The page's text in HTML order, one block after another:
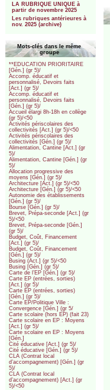
LA RUBRIQUE UNIQUE à
partir de novembre 2025
Les rubriques antérieures à
nov. 2025 (archive)
Mots-clés dans le même
groupe
**EDUCATION PRIORITAIRE
[Gén.] (gr 5)/
Accomp. éducatif et
personnalisé, Devoirs faits
[Act.] (gr 5)/
Accomp. éducatif et
personnalisé, Devoirs faits
[Gén.] (gr 5)/
Accueil élargi 8h-18h en collège
(gr 5)/<50
Activités périscolaires des
collectivités [Act.] (gr 5)/<50
Activités périscolaires des
collectivités [Gén.] (gr 5)/
Alimentation, Cantine [Act.] (gr
5)/
Alimentation, Cantine [Gén.] (gr
5)/
Allocation progressive des
moyens [Gén.] (gr 5)/
Architecture [Act.] (gr 5)/<50
Architecture [Gén.] (gr 5)/<50
Autonomie des établissements
[Gén.] (gr 5)/
Bourse [Gén.] (gr 5)/
Brevet, Prépa-seconde [Act.] (gr
5)/<50
Brevet, Prépa-seconde [Gén.]
(gr 5)/
Budget, Coût, Financement
[Act.] (gr 5)/
Budget, Coût, Financement
[Gén.] (gr 5)/
Busing (Act.] (gr 5)/<50
Busing [Gén.] (gr 5)/
Carte de l’EP [Gén.] (gr 5)/
Carte EP (entrées, sorties)
[Act.] (gr 5)/
Carte EP (entrées, sorties)
[Gén.] (gr 5)/
Carte EP/Politique Ville :
Convergence [Gén.] (gr 5/
Carte scolaire (hors EP) (fait 23)
Carte scolaire en EP : Moyens
[Act.] (gr 5)/
Carte scolaire en EP : Moyens
[Gén.]
Cité éducative [Act.] (gr 5)/
Cité éducative [Gén.] (gr 5)/
CLA (Contrat local
d’accompagnement) [Gén.] (gr
5)/
CLA (Contrat local
d’accompagnement) [Act.] (gr
5)/<50